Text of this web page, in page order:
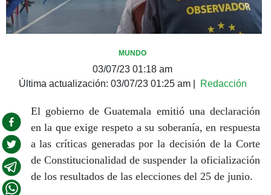
MUNDO
03/07/23 01:18 am
Última actualización: 03/07/23 01:25 am| Redacción
El gobierno de Guatemala emitió una declaración
en la que exige respeto a su soberanía, en respuesta
a las críticas generadas por la decisión de la Corte
de Constitucionalidad de suspender la oficialización
de los resultados de las elecciones del 25 de junio.